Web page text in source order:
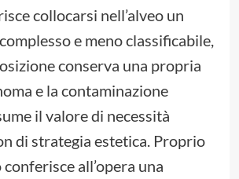
collocarsi nell’alveo un
e meno classificabile,
conserva una propria
e la contaminazione
il valore di necessità
di strategia estetica. Proprio
all’opera una